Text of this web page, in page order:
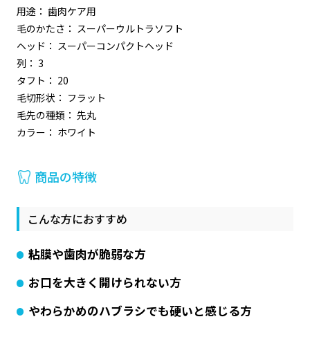
用途： 歯肉ケア用
毛のかたさ： スーパーウルトラソフト
ヘッド： スーパーコンパクトヘッド
列： 3
タフト： 20
毛切形状： フラット
毛先の種類： 先丸
カラー： ホワイト
商品の特徴
こんな方におすすめ
粘膜や歯肉が脆弱な方
お口を大きく開けられない方
やわらかめのハブラシでも硬いと感じる方